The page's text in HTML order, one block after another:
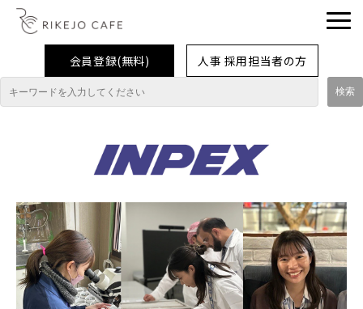
会員登録(無料) 人事 採用担当者の方
イベント
就活情報
大学生活
コラム・特集